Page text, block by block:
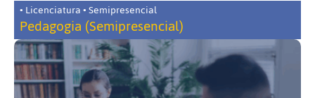
• Licenciatura • Semipresencial
Pedagogia (Semipresencial)